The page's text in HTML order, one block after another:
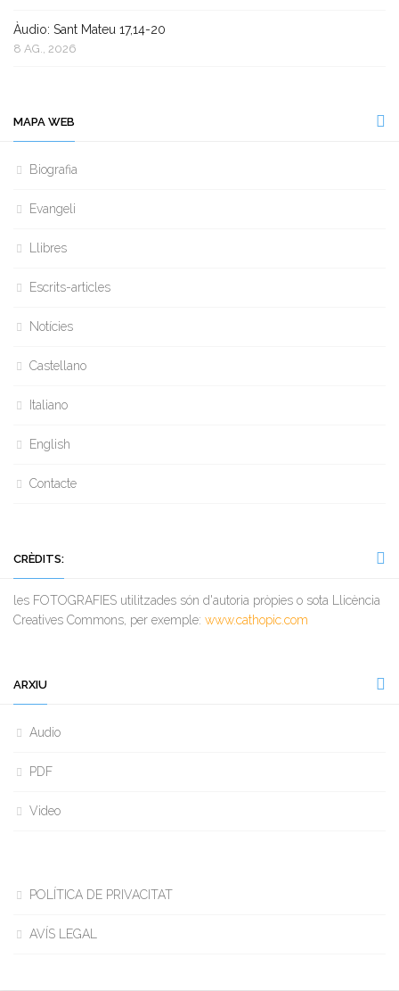
Àudio: Sant Mateu 17,14-20
8 AG., 2026
MAPA WEB
Biografia
Evangeli
Llibres
Escrits-articles
Notícies
Castellano
Italiano
English
Contacte
CRÈDITS:
les FOTOGRAFIES utilitzades són d'autoria pròpies o sota Llicència
Creatives Commons, per exemple: www.cathopic.com
ARXIU
Audio
PDF
Video
POLÍTICA DE PRIVACITAT
AVÍS LEGAL